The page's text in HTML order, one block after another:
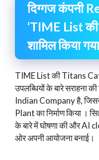
दिग्गज कंपनी
‘TIME List
शामिल किया
TIME List की Titans
उपलब्धियों के बारे सराहना
Indian Company है,
Plant का निर्माण किया ।
के बारे में घोषणा की और AI
ओर अपनी आयोजना बनाई।